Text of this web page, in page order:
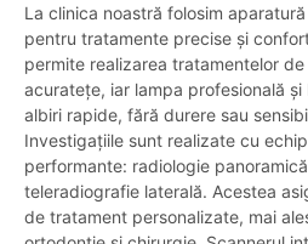
La clinica noastră folosim
pentru tratamente precise și
permite realizarea tratamentelor
acuratețe, iar lampa profesională
albiri rapide, fără durere sau
Investigațiile sunt realizate cu
performante: radiologie
teleradiografie laterală. Acestea
de tratament personalizate, mai